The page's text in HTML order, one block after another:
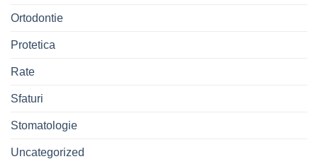
Ortodontie
Protetica
Rate
Sfaturi
Stomatologie
Uncategorized